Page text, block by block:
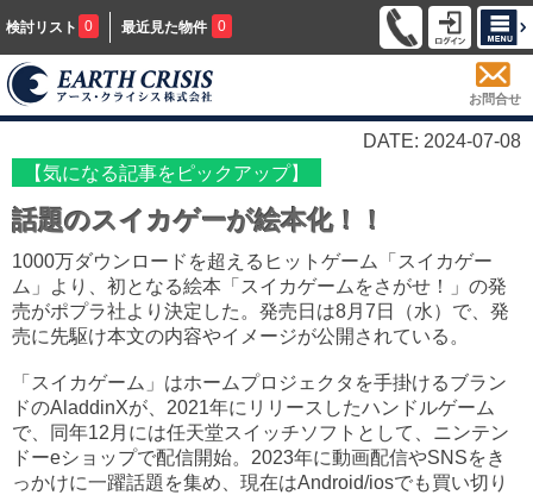
検討リスト 0 最近見た物件 0
お問合せ
DATE: 2024-07-08
【気になる記事をピックアップ】
話題のスイカゲーが絵本化！！
1000万ダウンロードを超えるヒットゲーム「スイカゲー
ム」より、初となる絵本「スイカゲームをさがせ！」の発
売がポプラ社より決定した。発売日は8月7日（水）で、発
売に先駆け本文の内容やイメージが公開されている。
「スイカゲーム」はホームプロジェクタを手掛けるブラン
ドのAladdinXが、2021年にリリースしたハンドルゲーム
で、同年12月には任天堂スイッチソフトとして、ニンテン
ドーeショップで配信開始。2023年に動画配信やSNSをき
っかけに一躍話題を集め、現在はAndroid/iosでも買い切り